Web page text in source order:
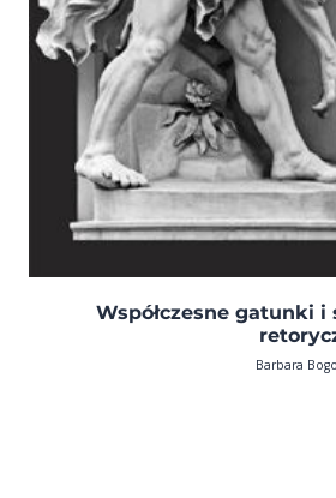
Współczesne gatunki
Barbara